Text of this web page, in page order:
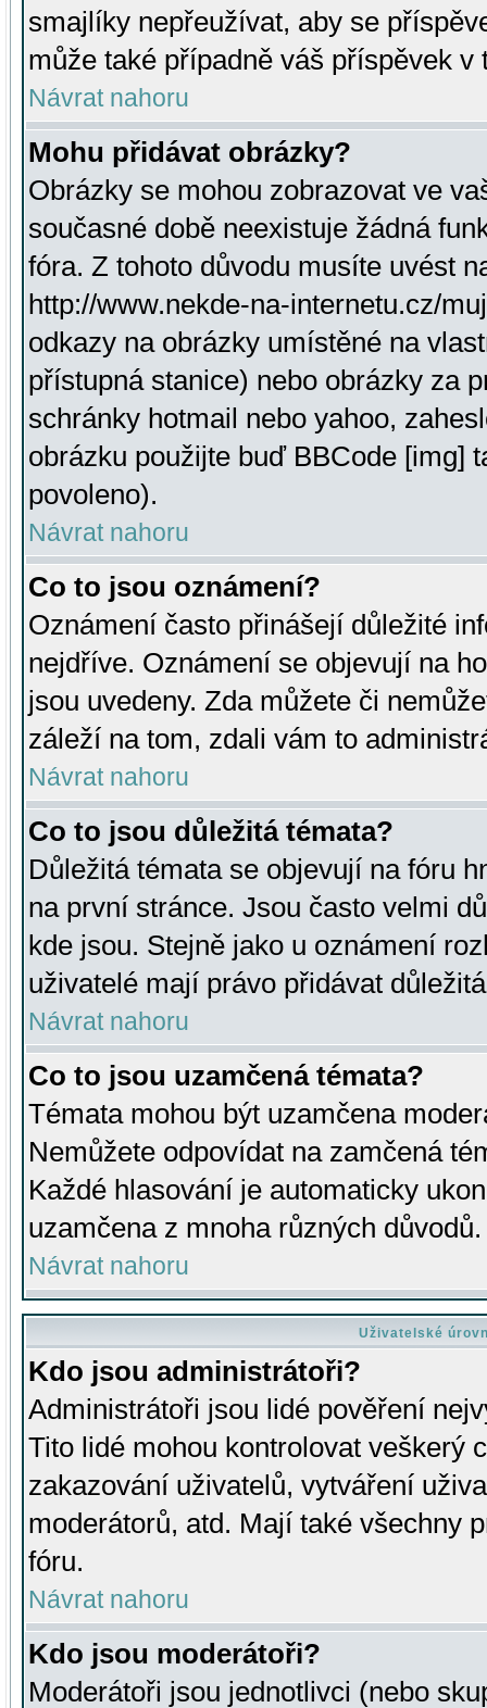
smajlíky nepřeužívat, aby se
může také případně váš příspěvek v
Návrat nahoru
Mohu přidávat obrázky?
Obrázky se mohou zobrazovat ve
současné době neexistuje žádná
fóra. Z tohoto důvodu musíte uvést
http://www.nekde-na-internetu.cz/
odkazy na obrázky umístěné na
přístupná stanice) nebo obrázky za
schránky hotmail nebo yahoo,
obrázku použijte buď BBCode [img]
povoleno).
Návrat nahoru
Co to jsou oznámení?
Oznámení často přinášejí důležité
nejdříve. Oznámení se objevují na
jsou uvedeny. Zda můžete či
záleží na tom, zdali vám to
Návrat nahoru
Co to jsou důležitá témata?
Důležitá témata se objevují na fóru
na první stránce. Jsou často velmi
kde jsou. Stejně jako u oznámení
uživatelé mají právo přidávat
Návrat nahoru
Co to jsou uzamčená témata?
Témata mohou být uzamčena
Nemůžete odpovídat na zamčená
Každé hlasování je automaticky
uzamčena z mnoha různých důvodů.
Návrat nahoru
Uživatelské
Kdo jsou administrátoři?
Administrátoři jsou lidé pověření
Tito lidé mohou kontrolovat veškerý
zakazování uživatelů, vytváření
moderátorů, atd. Mají také všechny
fóru.
Návrat nahoru
Kdo jsou moderátoři?
Moderátoři jsou jednotlivci (nebo